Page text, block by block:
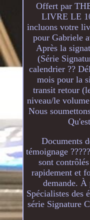
Offert par
LIVRE LE
incluons votre
pour Gabriele
Après la
(Série
calendrier ??
mois pour la
transit retour
niveau/le
Nous
Documents
témoignage
sont
rapidement et
demande. À
Spécialistes des
série Signature